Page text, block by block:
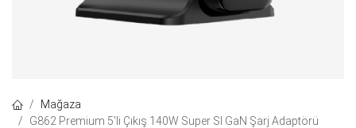
Mağaza
G862 Premium 5'li Çıkış 140W Super SI GaN Şarj Adaptörü